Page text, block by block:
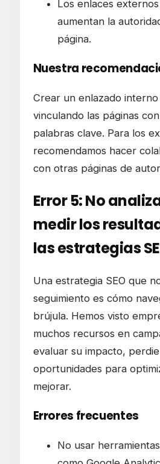
Los enlaces
aumentan la
página.
Nuestra
Crear un enlazado
vinculando las páginas
palabras clave. Para los
recomendamos hacer
con otras páginas de
Error 5: No
medir los
las estrategias
Una estrategia SEO que
seguimiento es cómo
brújula. Hemos visto
muchos recursos en
evaluar su impacto,
oportunidades para
mejorar.
Errores frecuentes
No usar